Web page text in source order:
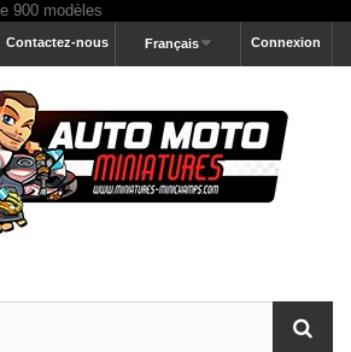
Connexion
Français
Contactez-nous